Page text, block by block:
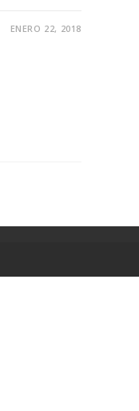
ENERO 22, 2018